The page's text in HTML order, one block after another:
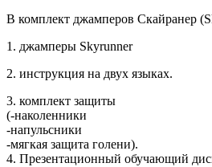
В комплект джамперов Скайранер
1. джамперы Skyrunner
2. инструкция на двух языках.
3. комплект защиты
(-наколенники
-напульсники
-мягкая защита голени).
4. Презентационный обучающий